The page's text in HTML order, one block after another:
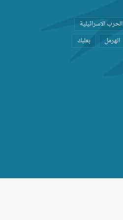
الحرب الاسرائيلية
الهرمل
بعلبك